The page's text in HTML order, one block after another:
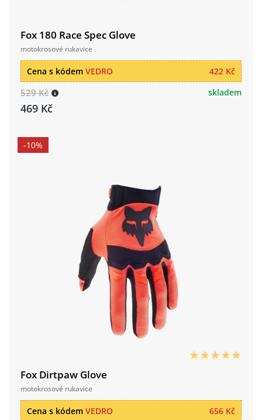
Fox 180 Race Spec Glove
motokrosové rukavice
422 Kč
Cena s kódem VEDRO
529 Kč
469 Kč
skladem
-10%
Fox Dirtpaw Glove
motokrosové rukavice
656 Kč
Cena s kódem VEDRO